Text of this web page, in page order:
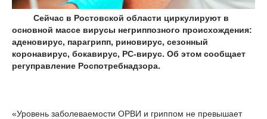
Сейчас в Ростовской области циркулируют в
основной массе вирусы негриппозного происхождения:
аденовирус, парагрипп, риновирус, сезонный
коронавирус, бокавирус, РС-вирус. Об этом сообщает
регуправление Роспотребнадзора.
«Уровень заболеваемости ОРВИ и гриппом не превышает